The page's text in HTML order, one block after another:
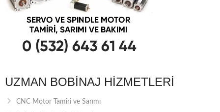
UZMAN BOBINAJ HIZMETLERI
CNC Motor Tamiri ve Sarımı